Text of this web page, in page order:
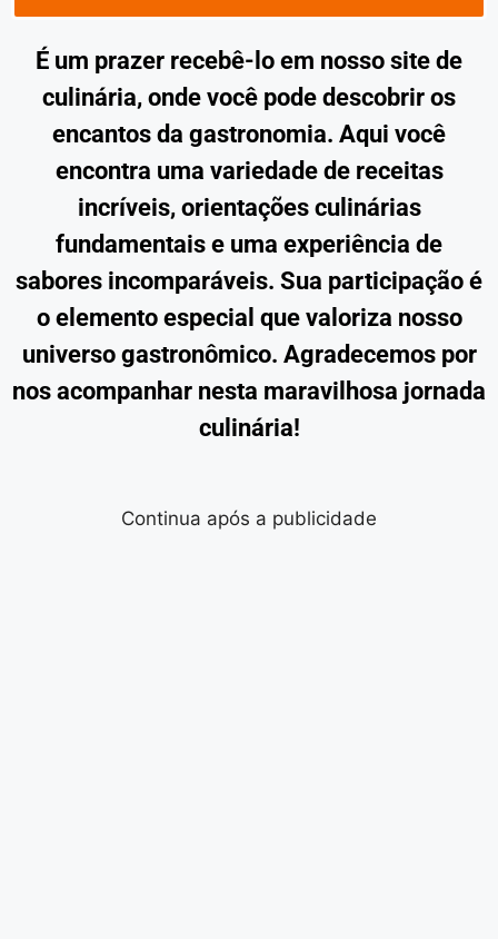
É um prazer recebê-lo em nosso site de
culinária, onde você pode descobrir os
encantos da gastronomia. Aqui você
encontra uma variedade de receitas
incríveis, orientações culinárias
fundamentais e uma experiência de
sabores incomparáveis. Sua participação é
o elemento especial que valoriza nosso
universo gastronômico. Agradecemos por
nos acompanhar nesta maravilhosa jornada
culinária!
Continua após a publicidade